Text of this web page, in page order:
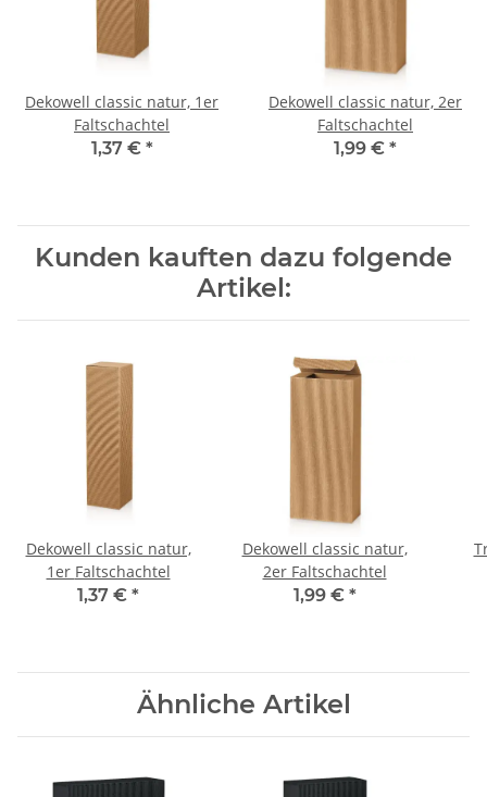
Dekowell classic natur, 1er
Faltschachtel
1,37 € *
Dekowell classic natur, 2er
Faltschachtel
1,99 € *
Kunden kauften dazu folgende
Artikel:
Dekowell classic natur,
1er Faltschachtel
1,37 € *
Dekowell classic natur,
2er Faltschachtel
1,99 € *
Ähnliche Artikel